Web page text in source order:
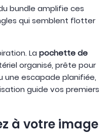
bundle amplifie ces
qui semblent flotter
La pochette de
organisé, prête pour
une escapade planifiée,
guide vos premiers
à votre image